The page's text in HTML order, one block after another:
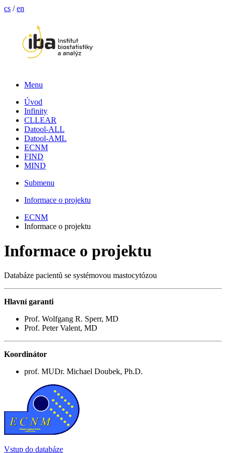
cs /en
Menu
Úvod
Infinity
CLLEAR
Datool-ALL
Datool-AML
ECNM
FIND
MIND
Submenu
Informace o projektu
ECNM
Informace o projektu
Informace o projektu
Databáze pacientů se systémovou mastocytózou
Hlavní garanti
Prof. Wolfgang R. Sperr, MD
Prof. Peter Valent, MD
Koordinátor
prof. MUDr. Michael Doubek, Ph.D.
Vstup do databáze